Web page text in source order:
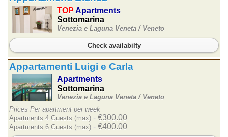
TOP Apartments
Sottomarina
Venezia e Laguna Veneta / Veneto
Check availabilty
Appartamenti Luigi e Carla
Apartments
Sottomarina
Venezia e Laguna Veneta / Veneto
Prices Per apartment per week
Apartments 4 Guests (max) - €300.00
Apartments 6 Guests (max) - €400.00